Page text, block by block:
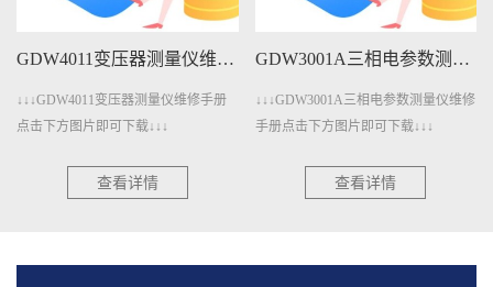
GDW4011变压器测量仪维修手册下载
↓↓↓GDW4011变压器测量仪维修手册
点击下方图片即可下载↓↓↓
查看详情
GDW3001A三相电参数测量仪维修手册下载
↓↓↓GDW3001A三相电参数测量仪维修
手册点击下方图片即可下载↓↓↓
查看详情